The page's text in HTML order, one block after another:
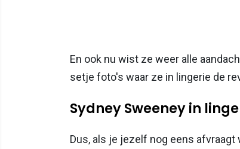
En ook nu wist ze weer alle
setje foto's waar ze in lingerie de
Sydney Sweeney in
Dus, als je jezelf nog eens